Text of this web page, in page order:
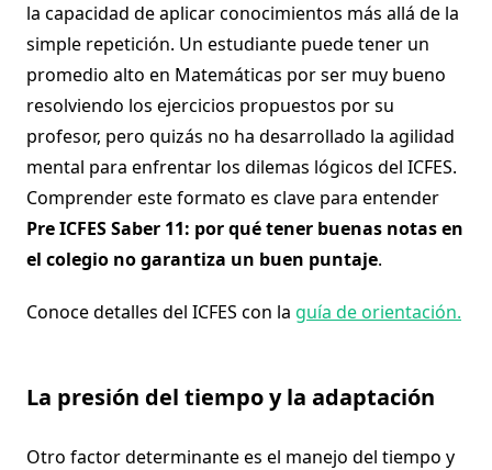
la capacidad de aplicar conocimientos más allá de la
simple repetición. Un estudiante puede tener un
promedio alto en Matemáticas por ser muy bueno
resolviendo los ejercicios propuestos por su
profesor, pero quizás no ha desarrollado la agilidad
mental para enfrentar los dilemas lógicos del ICFES.
Comprender este formato es clave para entender
Pre ICFES Saber 11: por qué tener buenas notas en
el colegio no garantiza un buen puntaje.
Conoce detalles del ICFES con la guía de orientación.
La presión del tiempo y la adaptación
Otro factor determinante es el manejo del tiempo y